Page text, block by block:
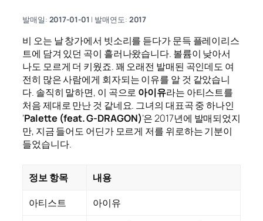
발매일: 2017-01-01 | 발매연도: 2017
비 오는 날 창가에서 빗소리를 듣다가 문득 플레이리스
트에 담겨 있던 곡이 흘러나왔습니다. 볼륨이 낮아서
나도 모르게 더 키웠죠. 꽤 오래전 발매된 곡인데도 여
전히 많은 사람에게 회자되는 이유를 알 것 같았습니
다. 솔직히 말하면, 이 곡으로 아이유라는 아티스트를
처음 제대로 만난 것 같네요. 그녀의 대표곡 중 하나인
‘Palette (feat. G-DRAGON)’은 2017년에 발매되었지
만, 지금 들어도 어딘가 모르게 저를 위로하는 기분이
들었습니다.
정보 항목
내용
아티스트
아이유